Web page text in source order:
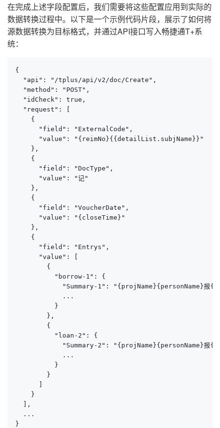
在完成上述字段配置后，我们需要将这些配置应用到实际的
数据转换过程中。以下是一个示例代码片段，展示了如何将
源数据转换为目标格式，并通过API接口写入畅捷通T+系
统：
{
  "api": "/tplus/api/v2/doc/Create",
  "method": "POST",
  "idCheck": true,
  "request": [
    {
      "field": "ExternalCode",
      "value": "{reimNo}{{detailList.subjName}}"
    },
    {
      "field": "DocType",
      "value": "记"
    },
    {
      "field": "VoucherDate",
      "value": "{closeTime}"
    },
    {
      "field": "Entrys",
      "value": [
        {
          "borrow-1": {
"Summary-1": "{projName}{personName}报
            ...
          }
        },
        {
          "loan-2": {
"Summary-2": "{projName}{personName}报
            ...
          }
        }
      ]
    }
  ],
  ...
}